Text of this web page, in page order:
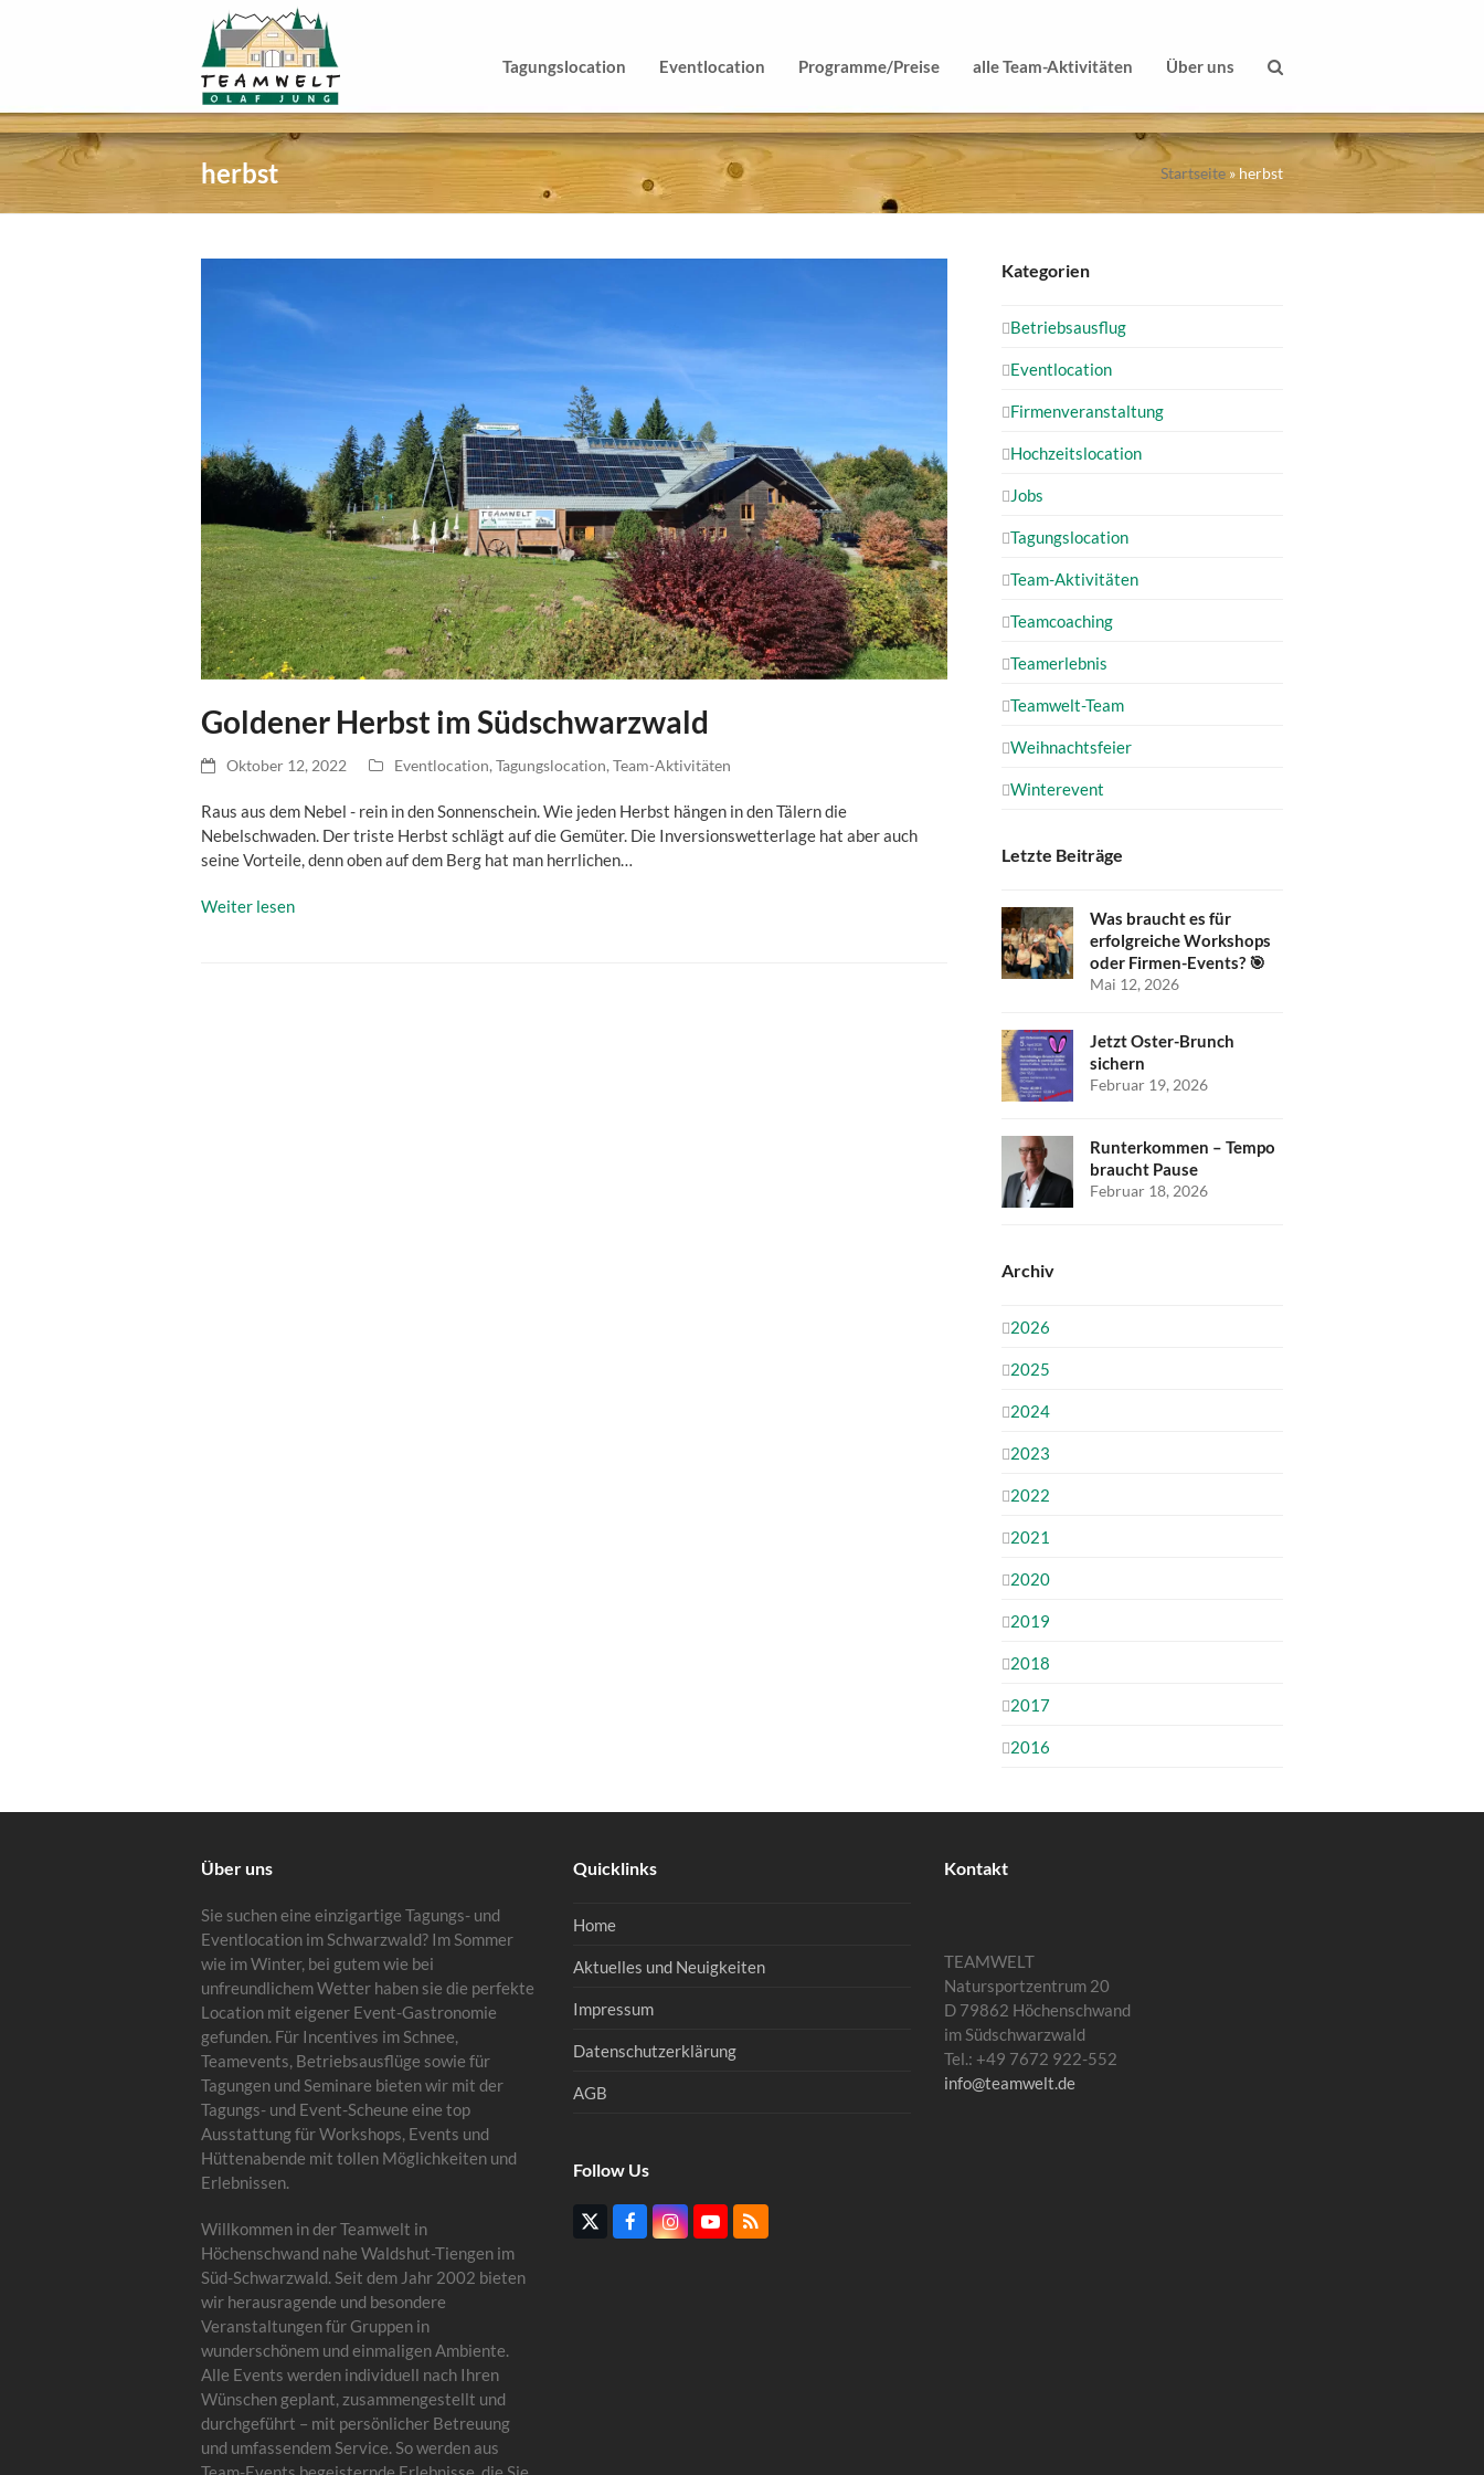
Tagungslocation Eventlocation Programme/Preise alle Team-Aktivitäten Über uns
herbst Startseite » herbst
Goldener Herbst im Südschwarzwald
Oktober 12, 2022 Eventlocation,Tagungslocation,Team-Aktivitäten
Raus aus dem Nebel - rein in den Sonnenschein. Wie jeden Herbst hängen in den Tälern die
Nebelschwaden. Der triste Herbst schlägt auf die Gemüter. Die Inversionswetterlage hat aber auch
seine Vorteile, denn oben auf dem Berg hat man herrlichen…
Weiter lesen
Kategorien
Betriebsausflug
Eventlocation
Firmenveranstaltung
Hochzeitslocation
Jobs
Tagungslocation
Team-Aktivitäten
Teamcoaching
Teamerlebnis
Teamwelt-Team
Weihnachtsfeier
Winterevent
Letzte Beiträge
Was braucht es für
erfolgreiche Workshops
oder Firmen-Events? 🎯
Mai 12, 2026
Jetzt Oster-Brunch
sichern
Februar 19, 2026
Runterkommen – Tempo
braucht Pause
Februar 18, 2026
Archiv
2026
2025
2024
2023
2022
2021
2020
2019
2018
2017
2016
Über uns
Sie suchen eine einzigartige Tagungs- und
Eventlocation im Schwarzwald? Im Sommer
wie im Winter, bei gutem wie bei
unfreundlichem Wetter haben sie die perfekte
Location mit eigener Event-Gastronomie
gefunden. Für Incentives im Schnee,
Teamevents, Betriebsausflüge sowie für
Tagungen und Seminare bieten wir mit der
Tagungs- und Event-Scheune eine top
Ausstattung für Workshops, Events und
Hüttenabende mit tollen Möglichkeiten und
Erlebnissen.
Willkommen in der Teamwelt in
Höchenschwand nahe Waldshut-Tiengen im
Süd-Schwarzwald. Seit dem Jahr 2002 bieten
wir herausragende und besondere
Veranstaltungen für Gruppen in
wunderschönem und einmaligen Ambiente.
Alle Events werden individuell nach Ihren
Wünschen geplant, zusammengestellt und
durchgeführt – mit persönlicher Betreuung
und umfassendem Service. So werden aus
Quicklinks
Home
Aktuelles und Neuigkeiten
Impressum
Datenschutzerklärung
AGB
Follow Us
TwitterFacebookInstagram
YouTube
RSS
Kontakt
TEAMWELT
Natursportzentrum 20
D 79862 Höchenschwand
im Südschwarzwald
Tel.: +49 7672 922-552
info@teamwelt.de